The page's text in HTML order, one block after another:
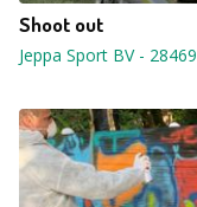
Shoot out
Jeppa Sport BV- 28469